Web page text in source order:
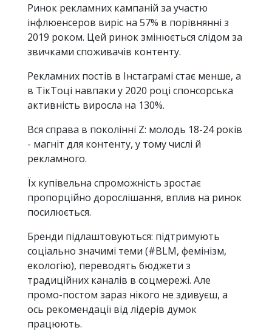
Ринок рекламних кампаній за участю
інфлюенсеров виріс на 57% в порівнянні з
2019 роком. Цей ринок змінюється слідом за
звичками споживачів контенту.
Рекламних постів в Інстаграмі стає менше, а
в ТікТоці навпаки у 2020 році спонсорська
активність виросла на 130%.
Вся справа в поколінні Z: молодь 18-24 років
- магніт для контенту, у тому числі й
рекламного.
Їх купівельна спроможність зростає
пропорційно дорослішання, вплив на ринок
посилюється.
Бренди підлаштовуються: підтримують
соціально значимі теми (#BLM, фемінізм,
екологію), переводять бюджети з
традиційних каналів в соцмережі. Але
промо-постом зараз нікого не здивуєш, а
ось рекомендації від лідерів думок
працюють.